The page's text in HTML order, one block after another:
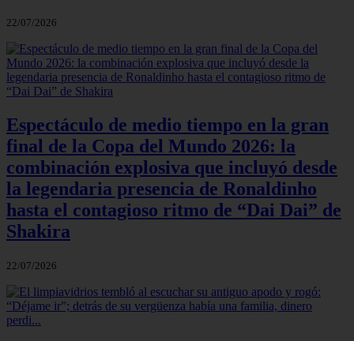
22/07/2026
Espectáculo de medio tiempo en la gran
final de la Copa del Mundo 2026: la
combinación explosiva que incluyó desde
la legendaria presencia de Ronaldinho
hasta el contagioso ritmo de “Dai Dai” de
Shakira
22/07/2026